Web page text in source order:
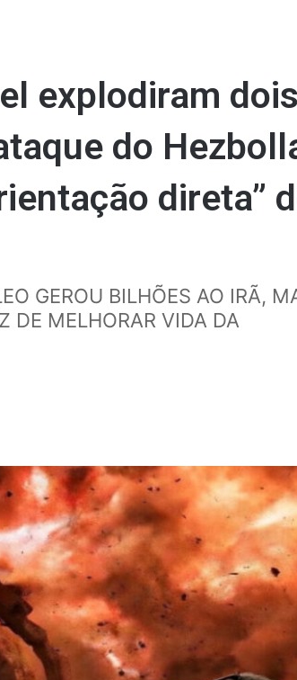
explodiram dois
do
direta”
GEROU BILHÕES AO IRÃ,
DE MELHORAR VIDA DA